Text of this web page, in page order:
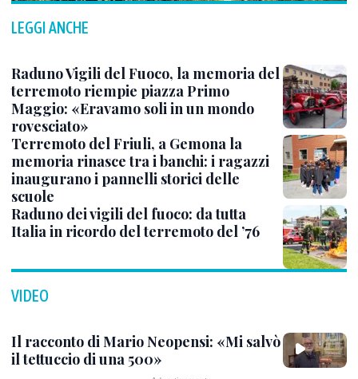
LEGGI ANCHE
Raduno Vigili del Fuoco, la memoria del
terremoto riempie piazza Primo
Maggio: «Eravamo soli in un mondo
rovesciato»
Terremoto del Friuli, a Gemona la
memoria rinasce tra i banchi: i ragazzi
inaugurano i pannelli storici delle
scuole
Raduno dei vigili del fuoco: da tutta
Italia in ricordo del terremoto del ’76
VIDEO
Il racconto di Mario Neopensi: «Mi salvò
il tettuccio di una 500»